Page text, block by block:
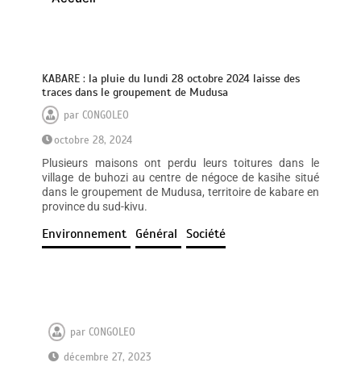
KABARE : la pluie du lundi 28 octobre 2024 laisse des
traces dans le groupement de Mudusa
parCONGOLEO
octobre 28, 2024
Plusieurs maisons ont perdu leurs toitures dans le
village de buhozi au centre de négoce de kasihe situé
dans le groupement de Mudusa, territoire de kabare en
province du sud-kivu.
Environnement Général Société
parCONGOLEO
décembre 27, 2023